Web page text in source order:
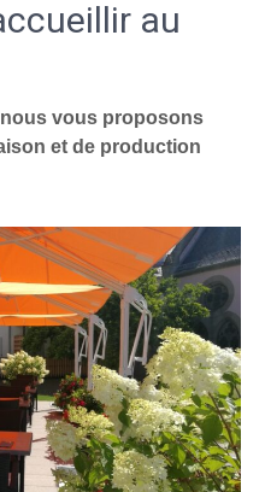
au
vous proposons
et de production